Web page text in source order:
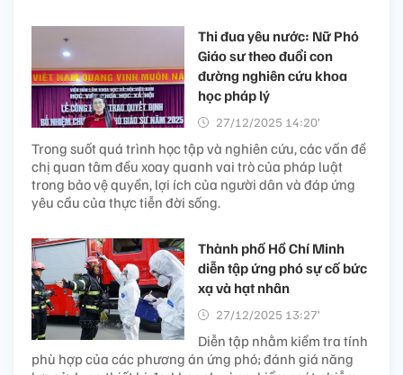
Thi đua yêu nước: Nữ Phó
Giáo sư theo đuổi con
đường nghiên cứu khoa
học pháp lý
27/12/2025 14:20’
Trong suốt quá trình học tập và nghiên cứu, các vấn đề
chị quan tâm đều xoay quanh vai trò của pháp luật
trong bảo vệ quyền, lợi ích của người dân và đáp ứng
yêu cầu của thực tiễn đời sống.
Thành phố Hồ Chí Minh
diễn tập ứng phó sự cố bức
xạ và hạt nhân
27/12/2025 13:27’
Diễn tập nhằm kiểm tra tính
phù hợp của các phương án ứng phó; đánh giá năng